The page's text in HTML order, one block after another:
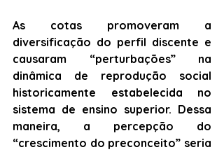
As cotas promoveram a
diversificação do perfil discente e
causaram “perturbações” na
dinâmica de reprodução social
historicamente estabelecida no
sistema de ensino superior. Dessa
maneira, a percepção do
“crescimento do preconceito” seria